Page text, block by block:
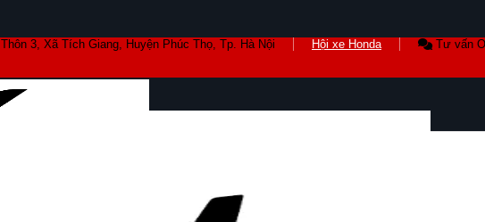
Thôn 3, Xã Tích Giang, Huyện Phúc Thọ, Tp. Hà Nội Hội xe Honda Tư vấn